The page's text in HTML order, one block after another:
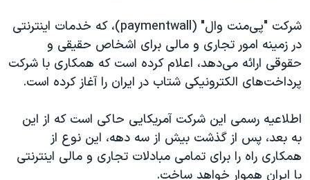
اعتراضات مردمی آبان ۹۸
اسرائیل در جنگ
نرگس محمدی برنده جایزه نوبل صلح
صفحه‌های ویژه
سفر پرزیدنت ترامپ به چین
شرکت "پی‌منت وال" (paymentwall)، که خدمات اینترنتی
در زمینه امور تجاری و مالی برای اشخاص حقیقی و
حقوقی ارائه می‌دهد، اعلام کرده است که همکاری با شرکت
پرداخت‌های الکترونیکی شتاب در ایران را آغاز کرده است.
اطلاعیه رسمی این شرکت آمریکایی حاکی است که از این
به بعد، پس از گذشت بیش از سه دهه، این نوع از
همکاری راه را برای تمامی مبادلات تجاری و مالی اینترنتی
با ایران هموار خواهد ساخت.